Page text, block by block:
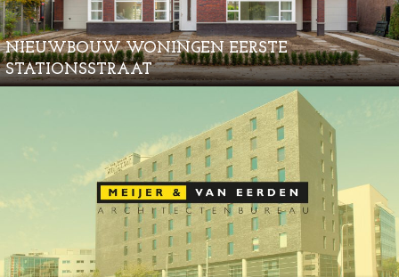
NIEUWBOUW WONINGEN EERSTE
STATIONSSTRAAT